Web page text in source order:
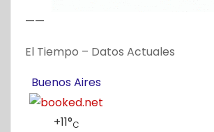
——
El Tiempo – Datos Actuales
Buenos Aires
+11°C